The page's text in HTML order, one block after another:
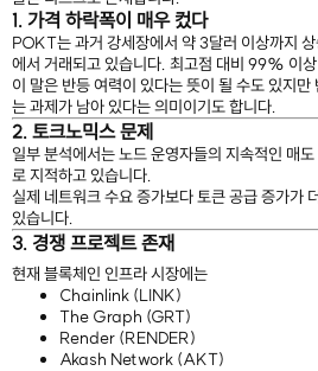
1. 가격 하락폭이 매우 컸다
POKT는 과거 강세장에서 약 3달러 이상까지
에서 거래되고 있습니다. 최고점 대비 99% 이
이 말은 반등 여력이 있다는 뜻이 될 수도 있지
는 과제가 남아 있다는 의미이기도 합니다.
2. 토크노믹스 문제
일부 분석에서는 노드 운영자들의 지속적인 매
로 지적하고 있습니다.
실제 네트워크 수요 증가보다 토큰 공급 증가가
있습니다.
3. 경쟁 프로젝트 존재
현재 블록체인 인프라 시장에는
Chainlink (LINK)
The Graph (GRT)
Render (RENDER)
Akash Network (AKT)